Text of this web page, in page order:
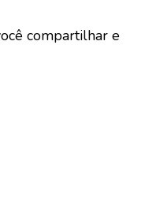
compartilhar e